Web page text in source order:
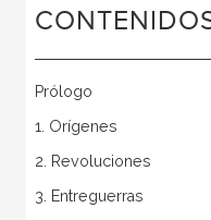
Prólogo
1. Orígenes
2. Revoluciones
3. Entreguerras